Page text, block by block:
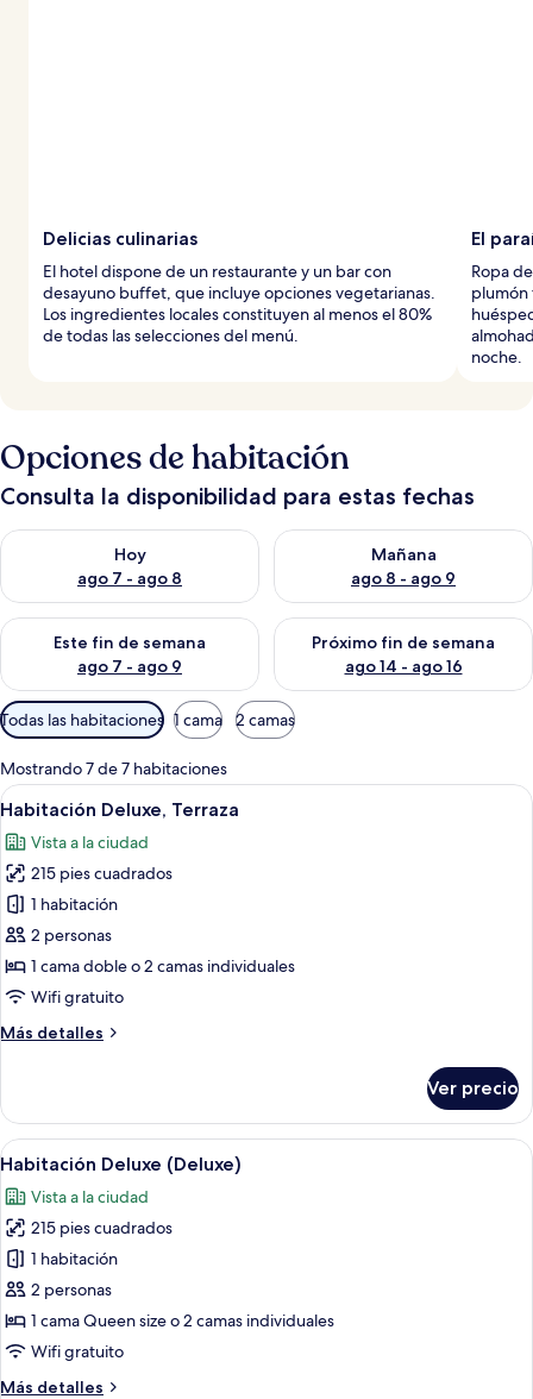
Delicias culinarias
El hotel dispone de un restaurante y un bar con
desayuno buffet, que incluye opciones vegetarianas.
Los ingredientes locales constituyen al menos el 80%
de todas las selecciones del menú.
El
Ropa
plumón
noche.
Opciones de habitación
Consulta la disponibilidad para estas fechas
Hoy
ago 7 - ago 8
Consulta la disponibilidad para hoy ago 7 - ago 8
Mañana
ago 8 - ago 9
Consulta la disponibilidad
Este fin de semana
ago 7 - ago 9
Consulta la disponibilidad para este fin de semana ago 7 -
Próximo fin de semana
ago 14 - ago 16
Consulta la disponibilidad
Filtros
disponibles
para
las
habitaciones
Todas las habitaciones 1 cama 2 camas
Mostrando 7 de 7 habitaciones
Abrir
todas
las
fotos
de
Habitación
Deluxe,
Terraza
Habitación de hotel con una cama
6
Habitación Deluxe, Terraza
Vista a la ciudad
215 pies cuadrados
1 habitación
2 personas
1 cama doble o 2 camas individuales
Wifi gratuito
Más detalles
Más
Deluxe,
Terraza
Ver precio
Abrir
todas
las
fotos
de
Habitación
Deluxe
(Deluxe)
Habitación de hotel con una cama
7
Habitación Deluxe (Deluxe)
Vista a la ciudad
215 pies cuadrados
1 habitación
2 personas
1 cama Queen size o 2 camas individuales
Wifi gratuito
Más detalles
Más